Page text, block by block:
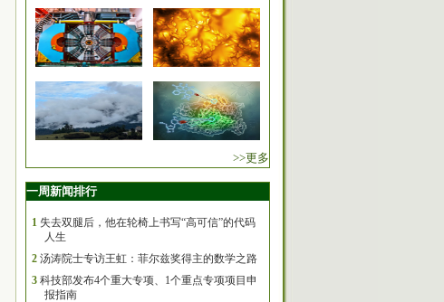
>>更多
一周新闻排行
1 失去双腿后，他在轮椅上书写“高可信”的代码
人生
2 汤涛院士专访王虹：菲尔兹奖得主的数学之路
3 科技部发布4个重大专项、1个重点专项项目申
报指南